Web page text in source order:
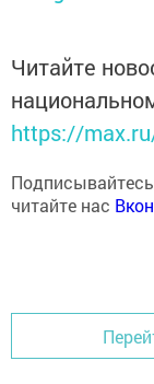
Читайте
https://
читайте нас